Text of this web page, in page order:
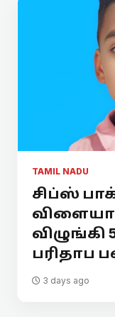
TAMIL NADU
சிப்ஸ்
விழுங்கி
பரிதாப
3 days ago